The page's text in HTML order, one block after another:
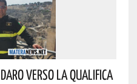
Verso La Qualifica